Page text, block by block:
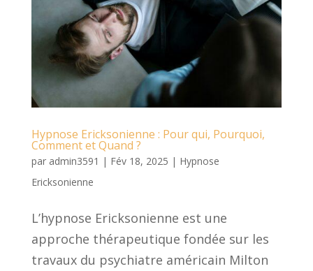
Hypnose Ericksonienne : Pour qui, Pourquoi,
Comment et Quand ?
par admin3591 | Fév 18, 2025 | Hypnose
Ericksonienne
L’hypnose Ericksonienne est une
approche thérapeutique fondée sur les
travaux du psychiatre américain Milton